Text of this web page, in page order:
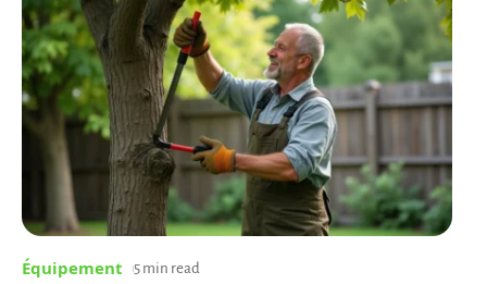
Équipement 5 min read